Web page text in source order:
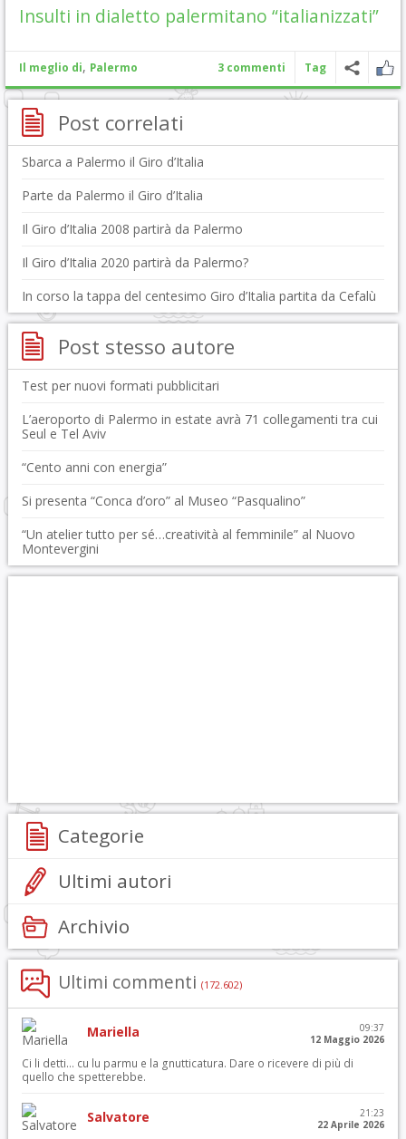
Insulti in dialetto palermitano “italianizzati”
Il meglio di, Palermo 3 commenti Tag
Post correlati
Sbarca a Palermo il Giro d’Italia
Parte da Palermo il Giro d’Italia
Il Giro d’Italia 2008 partirà da Palermo
Il Giro d’Italia 2020 partirà da Palermo?
In corso la tappa del centesimo Giro d’Italia partita da Cefalù
Post stesso autore
Test per nuovi formati pubblicitari
L’aeroporto di Palermo in estate avrà 71 collegamenti tra cui
Seul e Tel Aviv
“Cento anni con energia”
Si presenta “Conca d’oro” al Museo “Pasqualino”
“Un atelier tutto per sé…creatività al femminile” al Nuovo
Montevergini
Categorie
Ultimi autori
Archivio
Ultimi commenti (172.602)
Mariella
09:37
12 Maggio 2026
Ci li detti… cu lu parmu e la gnutticatura. Dare o ricevere di più di
quello che spetterebbe.
Salvatore
21:23
22 Aprile 2026